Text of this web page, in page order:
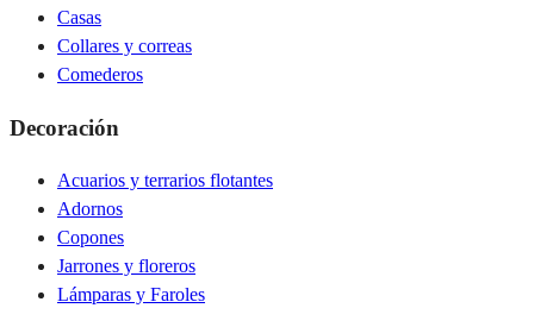
Casas
Collares y correas
Comederos
Decoración
Acuarios y terrarios flotantes
Adornos
Copones
Jarrones y floreros
Lámparas y Faroles